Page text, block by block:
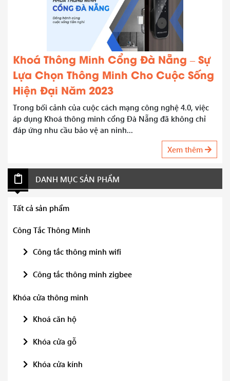
Khoá Thông Minh Cổng Đà Nẵng – Sự
Lựa Chọn Thông Minh Cho Cuộc Sống
Hiện Đại Năm 2023
Trong bối cảnh của cuộc cách mạng công nghệ 4.0, việc
áp dụng Khoá thông minh cổng Đà Nẵng đã không chỉ
đáp ứng nhu cầu bảo vệ an ninh...
Xem thêm
DANH MỤC SẢN PHẨM
Tất cả sản phẩm
Công Tắc Thông Minh
Công tắc thông minh wifi
Công tắc thông minh zigbee
Khóa cửa thông minh
Khoá căn hộ
Khóa cửa gỗ
Khóa cửa kính